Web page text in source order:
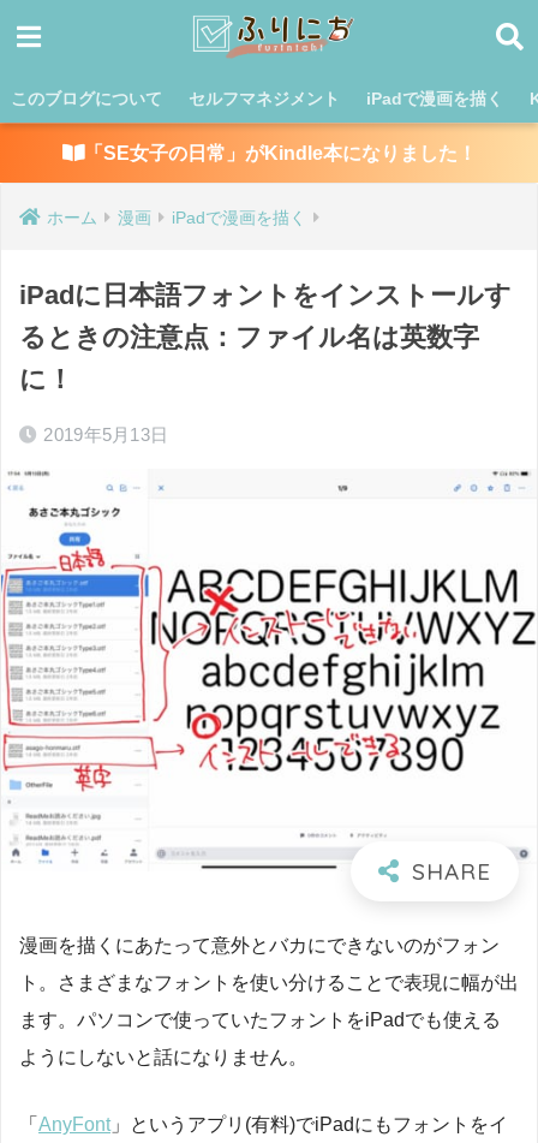
このブログについて セルフマネジメント iPadで漫画を描く
「SE女子の日常」がKindle本になりました！
ホーム 漫画 iPadで漫画を描く
iPadに日本語フォントをインストールす
るときの注意点：ファイル名は英数字
に！
2019年5月13日
漫画を描くにあたって意外とバカにできないのがフォン
ト。さまざまなフォントを使い分けることで表現に幅が出
ます。パソコンで使っていたフォントをiPadでも使える
ようにしないと話になりません。
「AnyFont」というアプリ(有料)でiPadにもフォントをイ